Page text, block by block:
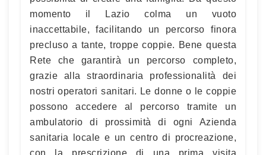
momento il Lazio colma un vuoto
inaccettabile, facilitando un percorso finora
precluso a tante, troppe coppie. Bene questa
Rete che garantirà un percorso completo,
grazie alla straordinaria professionalità dei
nostri operatori sanitari. Le donne o le coppie
possono accedere al percorso tramite un
ambulatorio di prossimità di ogni Azienda
sanitaria locale e un centro di procreazione,
con la prescrizione di una prima visita